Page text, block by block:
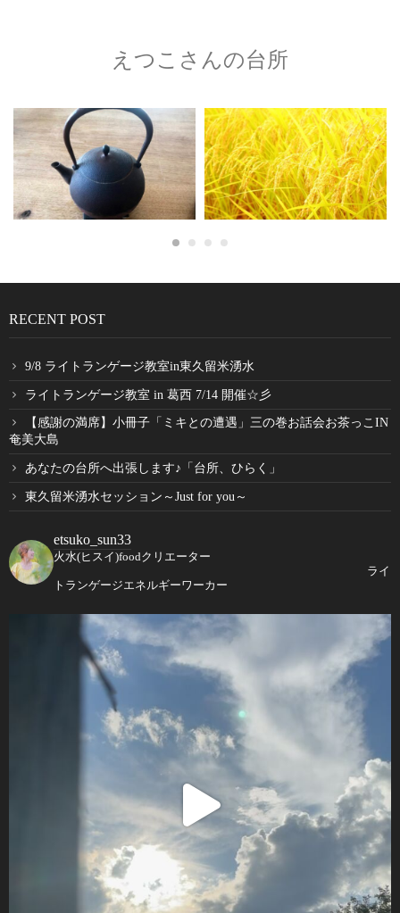
えつこさんの台所
RECENT POST
9/8 ライトランゲージ教室in東久留米湧水
ライトランゲージ教室 in 葛西 7/14 開催☆彡
【感謝の満席】小冊子「ミキとの遭遇」三の巻お話会お茶っこIN
奄美大島
あなたの台所へ出張します♪「台所、ひらく」
東久留米湧水セッション～Just for you～
etsuko_sun33
火水(ヒスイ)foodクリエーター
ライ
トランゲージエネルギーワーカー